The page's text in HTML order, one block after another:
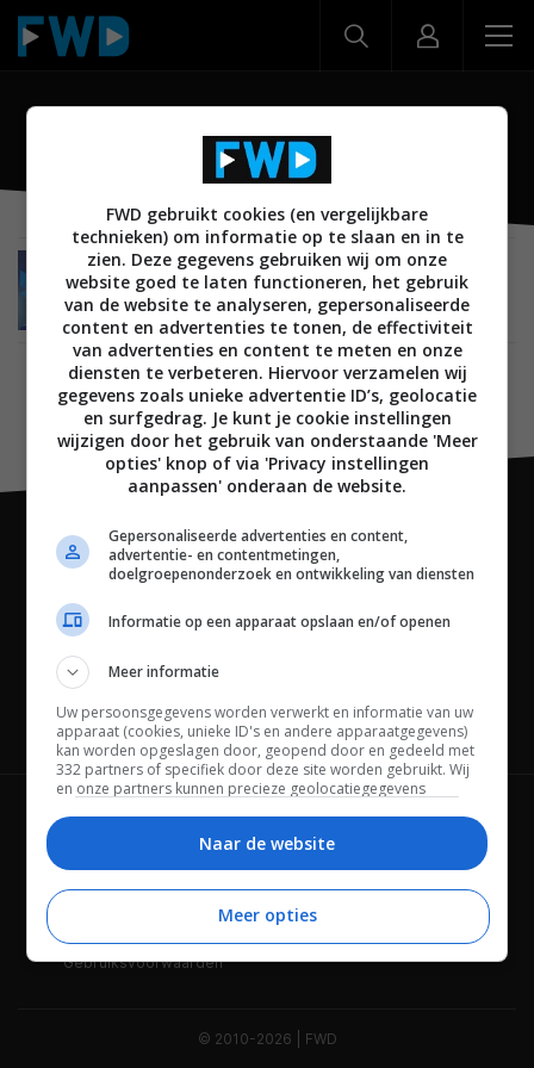
Shapes Starter Kit
NIEUWS SMARTHOME VERLICHTING 31 MAART 2022
Nanoleaf komt met Shapes Starter Kit
gebaseerd op Sonic the Hedgehog 2
Channels
Wie is FWD Privacybeleid
Adverteren Contact
Gebruiksvoorwaarden
© 2010-2026 | FWD
FWD gebruikt cookies (en vergelijkbare
technieken) om informatie op te slaan en in te
zien. Deze gegevens gebruiken wij om onze
website goed te laten functioneren, het gebruik
van de website te analyseren, gepersonaliseerde
content en advertenties te tonen, de effectiviteit
van advertenties en content te meten en onze
diensten te verbeteren. Hiervoor verzamelen wij
gegevens zoals unieke advertentie ID’s, geolocatie
en surfgedrag. Je kunt je cookie instellingen
wijzigen door het gebruik van onderstaande 'Meer
opties' knop of via 'Privacy instellingen
aanpassen' onderaan de website.
Gepersonaliseerde advertenties en content,
advertentie- en contentmetingen,
doelgroepenonderzoek en ontwikkeling van diensten
Informatie op een apparaat opslaan en/of openen
Meer informatie
Uw persoonsgegevens worden verwerkt en informatie van uw
apparaat (cookies, unieke ID's en andere apparaatgegevens)
kan worden opgeslagen door, geopend door en gedeeld met
332 partners of specifiek door deze site worden gebruikt. Wij
en onze partners kunnen precieze geolocatiegegevens
Bepaalde leveranciers kunnen uw persoonsgegevens
beheren. Zoek onderaan deze pagina of in het sitemenu naar
een link om uw toestemming te beheren of in te trekken via de
privacy- en cookie-instellingen.
Naar de website
Meer opties